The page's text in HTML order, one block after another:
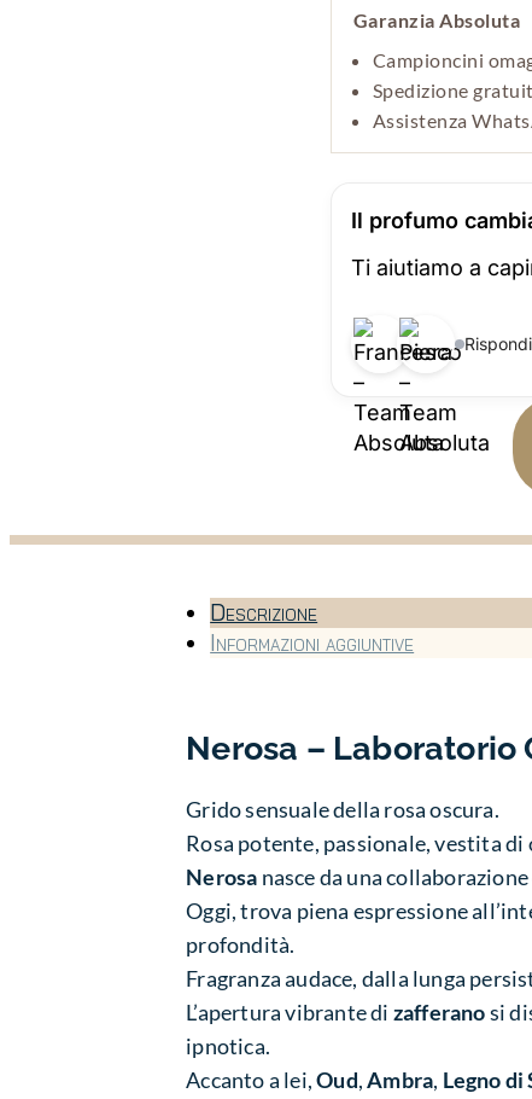
Garanzia Absoluta
Campioncini
Spedizione
Assistenza
Il profumo
Ti aiutiamo a
Descrizione
Informazioni aggiuntive
Nerosa – Laboratorio
Grido sensuale della rosa oscura.
Rosa potente, passionale, vestita di
Nerosa nasce da una
Oggi, trova piena espressione
profondità.
Fragranza audace, dalla lunga
L’apertura vibrante di zafferanosi
ipnotica.
Accanto a lei,Oud,Ambra, Legno di